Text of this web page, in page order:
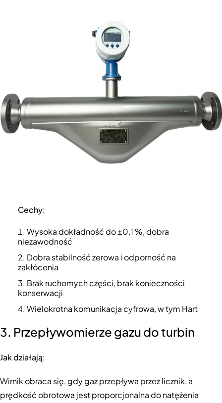
Cechy:
Wysoka dokładność do ±0,1 %, dobra
niezawodność
Dobra stabilność zerowa i odporność na
zakłócenia
Brak ruchomych części, brak konieczności
konserwacji
Wielokrotna komunikacja cyfrowa, w tym Hart
3. Przepływomierze gazu do turbin
Jak działają:
Wirnik obraca się, gdy gaz przepływa przez licznik, a
prędkość obrotowa jest proporcjonalna do natężenia